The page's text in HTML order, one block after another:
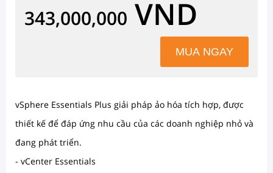
343,000,000 VND
vSphere Essentials Plus giải pháp ảo hóa tích hợp, được
thiết kế để đáp ứng nhu cầu của các doanh nghiệp nhỏ và
đang phát triển.
- vCenter Essentials